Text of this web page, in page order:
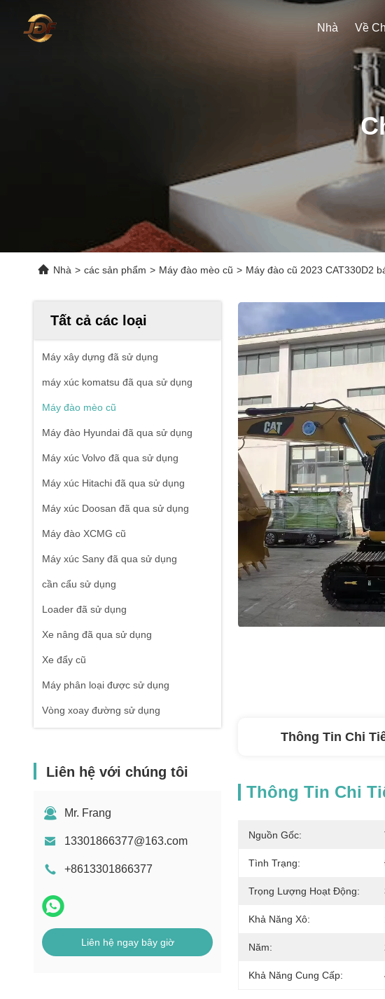
Nhà
Nhà > các sản phẩm > Máy đào mèo cũ > Máy đào cũ 2023 CAT330D2
Tất cả các loại
Máy xây dựng đã sử dụng
máy xúc komatsu đã qua sử dụng
Máy đào mèo cũ
Máy đào Hyundai đã qua sử dụng
Máy xúc Volvo đã qua sử dụng
Máy xúc Hitachi đã qua sử dụng
Máy xúc Doosan đã qua sử dụng
Máy đào XCMG cũ
Máy xúc Sany đã qua sử dụng
cần cẩu sử dụng
Loader đã sử dụng
Xe nâng đã qua sử dụng
Xe đẩy cũ
Máy phân loại được sử dụng
Vòng xoay đường sử dụng
Liên hệ với chúng tôi
Mr. Frang
13301866377@163.com
+8613301866377
Liên hệ ngay bây giờ
Thông Tin Chi
Thông Tin Chi
Nguồn Gốc:
Tình Trạng:
Trọng Lượng Hoạt Động:
Khả Năng Xô:
Năm:
Khả Năng Cung Cấp: